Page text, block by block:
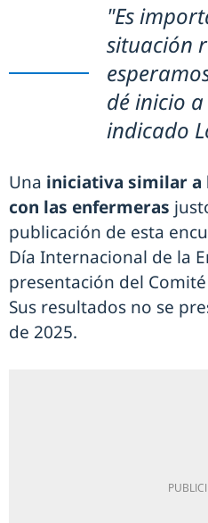
"Es
situación
dé inicio
indicado
Una iniciativa similar a
con las enfermeras
publicación de esta
Día Internacional de la
presentación del
Sus resultados no se
de 2025.